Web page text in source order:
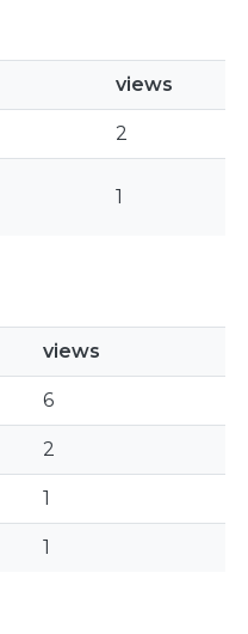
views
2
1
views
6
2
1
1